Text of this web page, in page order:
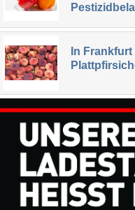
In